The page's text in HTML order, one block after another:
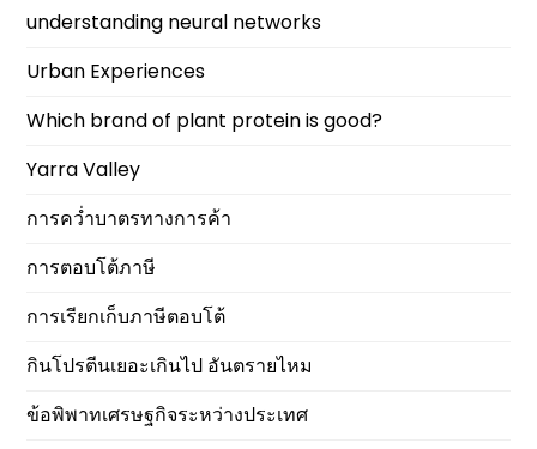
understanding neural networks
Urban Experiences
Which brand of plant protein is good?
Yarra Valley
การคว่ำบาตรทางการค้า
การตอบโต้ภาษี
การเรียกเก็บภาษีตอบโต้
กินโปรตีนเยอะเกินไป อันตรายไหม
ข้อพิพาทเศรษฐกิจระหว่างประเทศ